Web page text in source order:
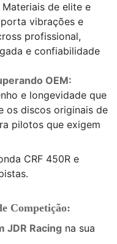
Materiais de elite e
vibrações e
profissional,
e confiabilidade
OEM:
e longevidade que
os discos originais de
pilotos que exigem
CRF 450R e
Competição:
JDR Racing na sua